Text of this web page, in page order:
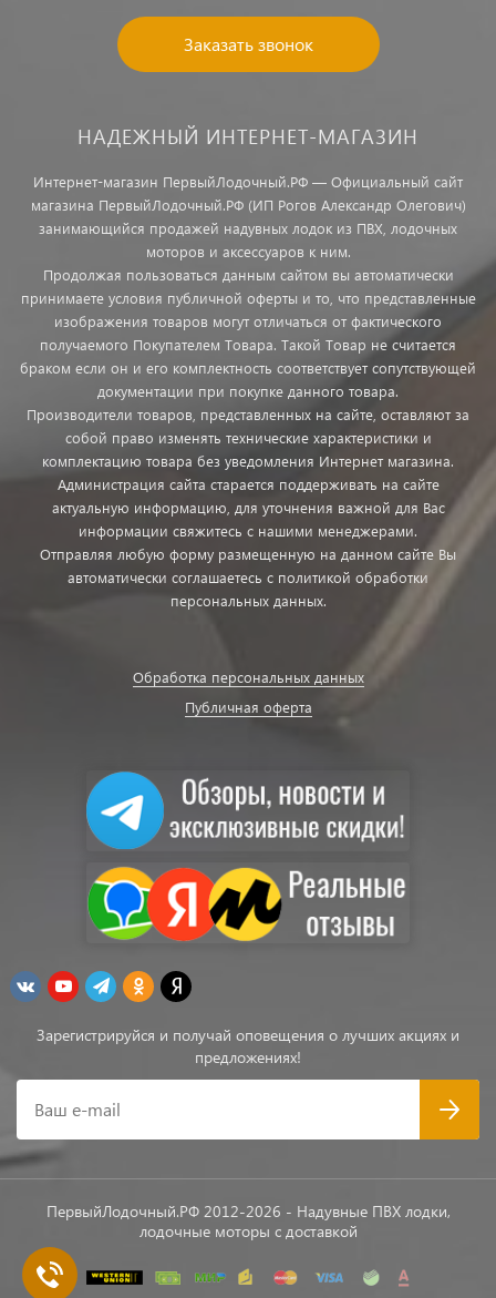
Заказать звонок
НАДЕЖНЫЙ ИНТЕРНЕТ-МАГАЗИН
Интернет-магазин ПервыйЛодочный.РФ — Официальный сайт
магазина ПервыйЛодочный.РФ (ИП Рогов Александр Олегович)
занимающийся продажей надувных лодок из ПВХ, лодочных
моторов и аксессуаров к ним.
Продолжая пользоваться данным сайтом вы автоматически
принимаете условия публичной оферты и то, что представленные
изображения товаров могут отличаться от фактического
получаемого Покупателем Товара. Такой Товар не считается
браком если он и его комплектность соответствует сопутствующей
документации при покупке данного товара.
Производители товаров, представленных на сайте, оставляют за
собой право изменять технические характеристики и
комплектацию товара без уведомления Интернет магазина.
Администрация сайта старается поддерживать на сайте
актуальную информацию, для уточнения важной для Вас
информации свяжитесь с нашими менеджерами.
Отправляя любую форму размещенную на данном сайте Вы
автоматически соглашаетесь с политикой обработки
персональных данных.
Обработка персональных данных
Публичная оферта
Зарегистрируйся и получай оповещения о лучших акциях и
предложениях!
Ваш e-mail
ПервыйЛодочный.РФ 2012-2026 - Надувные ПВХ лодки,
лодочные моторы с доставкой